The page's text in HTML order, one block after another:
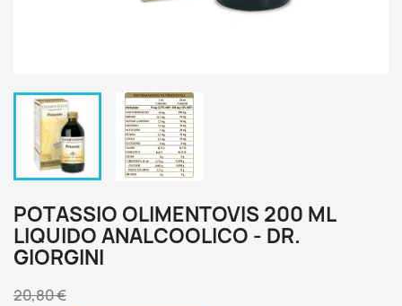
POTASSIO OLIMENTOVIS 200 ML
LIQUIDO ANALCOOLICO - DR.
GIORGINI
20,80 €